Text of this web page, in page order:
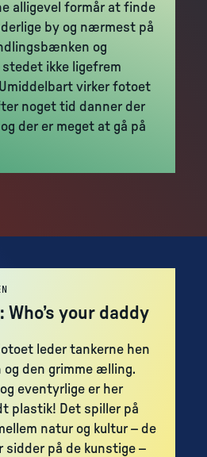
alligevel formår at finde
by og nærmest på
og
ikke ligefrem
virker fotoet
noget tid danner der
der er meget at gå på
Who’s your daddy
leder tankerne hen
og den grimme ælling.
eventyrlige er her
plastik! Det spiller på
natur og kultur – de
sidder på de kunstige –